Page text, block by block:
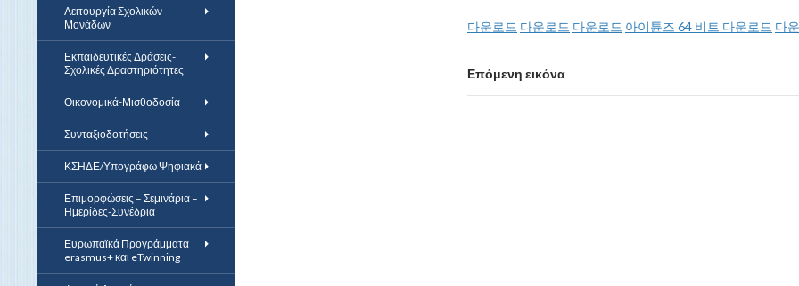
다운로드 다운로드 다운로드 아이튠즈 64 비트 다운로드 다
Επόμενη εικόνα
Λειτουργία Σχολικών
Μονάδων
Εκπαιδευτικές Δράσεις-
Σχολικές Δραστηριότητες
Οικονομικά-Μισθοδοσία
Συνταξιοδοτήσεις
ΚΣΗΔΕ/Υπογράφω Ψηφιακά
Επιμορφώσεις – Σεμινάρια –
Ημερίδες-Συνέδρια
Ευρωπαϊκά Προγράμματα
erasmus+ και eTwinning